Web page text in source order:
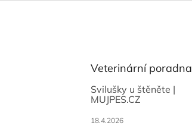
Veterinární poradna
Svilušky u štěněte |
MUJPES.CZ
18.4.2026